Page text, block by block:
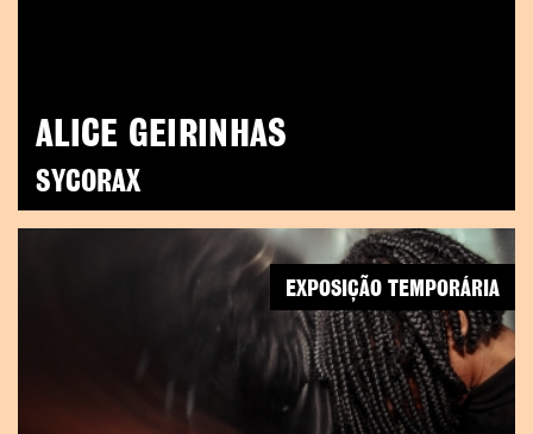
ALICE GEIRINHAS
SYCORAX
EXPOSIÇÃO TEMPORÁRIA